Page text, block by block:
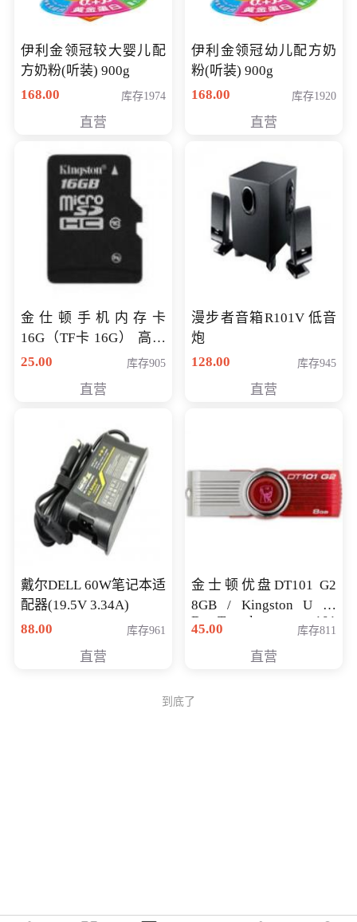
伊利金领冠较大婴儿配
方奶粉(听装) 900g
168.00
库存1974
直营
伊利金领冠幼儿配方奶
粉(听装) 900g
168.00
库存1920
直营
金仕顿手机内存卡
16G（TF卡 16G） 高速
卡 CLASS 10
25.00 库存905
直营
漫步者音箱R101V 低音
炮
128.00
库存945
直营
戴尔DELL 60W笔记本适
配器(19.5V 3.34A)
88.00
库存961
直营
金士顿优盘DT101 G2
8GB / Kingston U 盘
DataTraveler 101
Generati
45.00 库存811
直营
到底了